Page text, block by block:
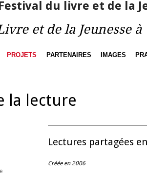
et de la Jeunesse
PROJETS PARTENAIRES IMAGES
la lecture
Lectures partagées
Créée en 2006